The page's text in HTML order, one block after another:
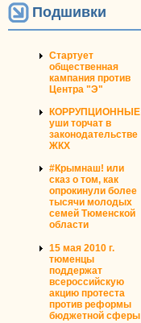
Подшивки
Стартует
общественная
кампания против
Центра "Э"
КОРРУПЦИОННЫЕ
уши торчат в
законодательстве
ЖКХ
#Крымнаш! или
сказ о том, как
опрокинули более
тысячи молодых
семей Тюменской
области
15 мая 2010 г.
тюменцы
поддержат
всероссийскую
акцию протеста
против реформы
бюджетной сферы